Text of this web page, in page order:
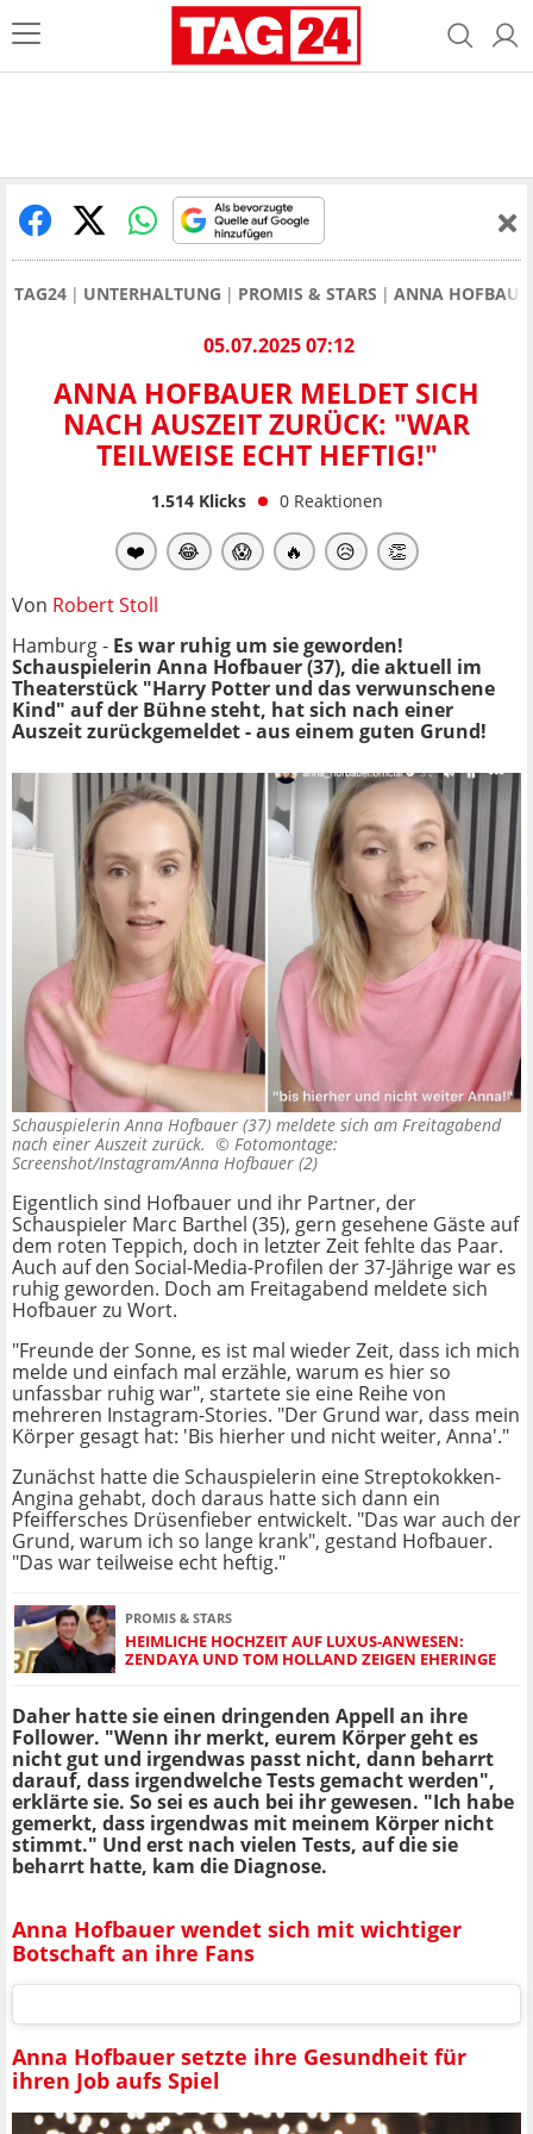
TAG24 UNTERHALTUNG PROMIS & STARS ANNA
05.07.2025 07:12
ANNA HOFBAUER MELDET SICH
NACH AUSZEIT ZURÜCK: "WAR
TEILWEISE ECHT HEFTIG!"
1.514Klicks 0 Reaktionen
❤️ 😂 😱 🔥 😥 👏
Von Robert Stoll
Hamburg - Es war ruhig um sie geworden!
Schauspielerin Anna Hofbauer (37), die aktuell im
Theaterstück "Harry Potter und das verwunschene
Kind" auf der Bühne steht, hat sich nach einer
Auszeit zurückgemeldet - aus einem guten Grund!
Schauspielerin Anna Hofbauer (37) meldete sich am Freitagabend
nach einer Auszeit zurück. © Fotomontage:
Screenshot/Instagram/Anna Hofbauer (2)
Eigentlich sind Hofbauer und ihr Partner, der
Schauspieler Marc Barthel (35), gern gesehene Gäste auf
dem roten Teppich, doch in letzter Zeit fehlte das Paar.
Auch auf den Social-Media-Profilen der 37-Jährige war es
ruhig geworden. Doch am Freitagabend meldete sich
Hofbauer zu Wort.
"Freunde der Sonne, es ist mal wieder Zeit, dass ich mich
melde und einfach mal erzähle, warum es hier so
unfassbar ruhig war", startete sie eine Reihe von
mehreren Instagram-Stories. "Der Grund war, dass mein
Körper gesagt hat: 'Bis hierher und nicht weiter, Anna'."
Zunächst hatte die Schauspielerin eine Streptokokken-
Angina gehabt, doch daraus hatte sich dann ein
Pfeiffersches Drüsenfieber entwickelt. "Das war auch der
Grund, warum ich so lange krank", gestand Hofbauer.
"Das war teilweise echt heftig."
PROMIS & STARS
HEIMLICHE HOCHZEIT AUF LUXUS-ANWESEN:
ZENDAYA UND TOM HOLLAND ZEIGEN EHERINGE
Daher hatte sie einen dringenden Appell an ihre
Follower. "Wenn ihr merkt, eurem Körper geht es
nicht gut und irgendwas passt nicht, dann beharrt
darauf, dass irgendwelche Tests gemacht werden",
erklärte sie. So sei es auch bei ihr gewesen. "Ich habe
gemerkt, dass irgendwas mit meinem Körper nicht
stimmt." Und erst nach vielen Tests, auf die sie
beharrt hatte, kam die Diagnose.
Anna Hofbauer wendet sich mit wichtiger
Botschaft an ihre Fans
Anna Hofbauer setzte ihre Gesundheit für
ihren Job aufs Spiel